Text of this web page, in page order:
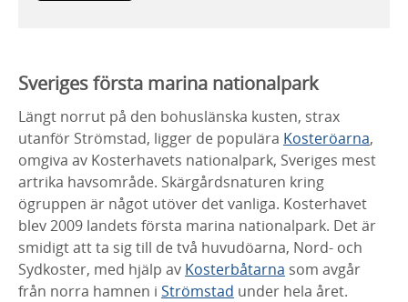
Sveriges första marina nationalpark
Längt norrut på den bohuslänska kusten, strax
utanför Strömstad, ligger de populära Kosteröarna,
omgiva av Kosterhavets nationalpark, Sveriges mest
artrika havsområde. Skärgårdsnaturen kring
ögruppen är något utöver det vanliga. Kosterhavet
blev 2009 landets första marina nationalpark. Det är
smidigt att ta sig till de två huvudöarna, Nord- och
Sydkoster, med hjälp av Kosterbåtarna som avgår
från norra hamnen i Strömstad under hela året.